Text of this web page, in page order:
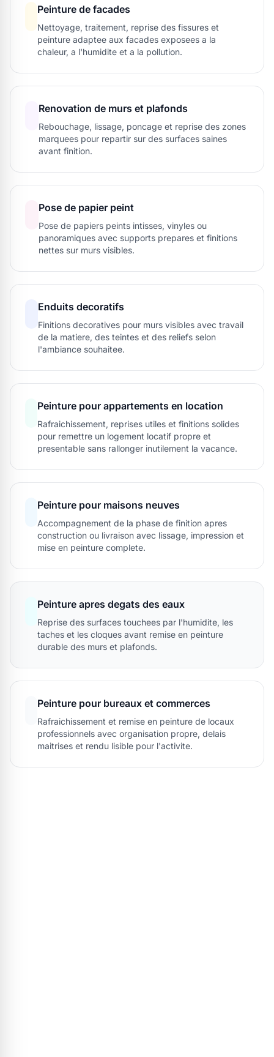
Peinture de facades
Nettoyage, traitement, reprise des fissures et
peinture adaptee aux facades exposees a la
chaleur, a l'humidite et a la pollution.
Renovation de murs et plafonds
Rebouchage, lissage, poncage et reprise des zones
marquees pour repartir sur des surfaces saines
avant finition.
Pose de papier peint
Pose de papiers peints intisses, vinyles ou
panoramiques avec supports prepares et finitions
nettes sur murs visibles.
Enduits decoratifs
Finitions decoratives pour murs visibles avec travail
de la matiere, des teintes et des reliefs selon
l'ambiance souhaitee.
Peinture pour appartements en location
Rafraichissement, reprises utiles et finitions solides
pour remettre un logement locatif propre et
presentable sans rallonger inutilement la vacance.
Peinture pour maisons neuves
Accompagnement de la phase de finition apres
construction ou livraison avec lissage, impression et
mise en peinture complete.
Peinture apres degats des eaux
Reprise des surfaces touchees par l'humidite, les
taches et les cloques avant remise en peinture
durable des murs et plafonds.
Peinture pour bureaux et commerces
Rafraichissement et remise en peinture de locaux
professionnels avec organisation propre, delais
maitrises et rendu lisible pour l'activite.